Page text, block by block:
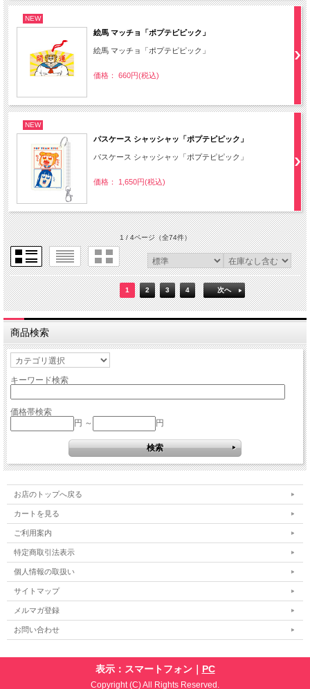
NEW
絵馬 マッチョ「ポプテピピック」
絵馬 マッチョ「ポプテピピック」
価格： 660円(税込)
NEW
パスケース シャッシャッ「ポプテピピック」
パスケース シャッシャッ「ポプテピピック」
価格： 1,650円(税込)
1 / 4ページ（全74件）
1 2 3 4 次へ
商品検索
キーワード検索
価格帯検索
円 ～
円
お店のトップへ戻る
カートを見る
ご利用案内
特定商取引法表示
個人情報の取扱い
サイトマップ
メルマガ登録
お問い合わせ
表示：スマートフォン｜ PC
Copyright (C) All Rights Reserved.